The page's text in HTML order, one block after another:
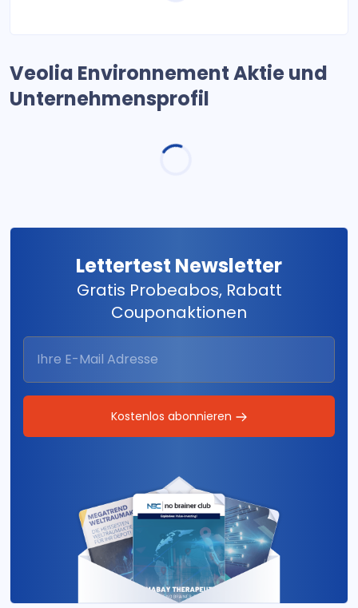
Veolia Environnement Aktie und
Unternehmensprofil
Lettertest Newsletter
Gratis Probeabos, Rabatt
Couponaktionen
Kostenlos abonnieren